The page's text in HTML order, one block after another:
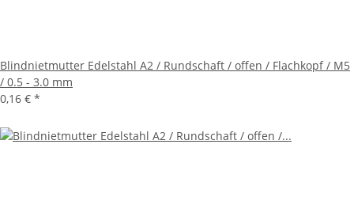
Blindnietmutter Edelstahl A2 / Rundschaft / offen / Flachkopf / M5
/ 0.5 - 3.0 mm
0,16 € *